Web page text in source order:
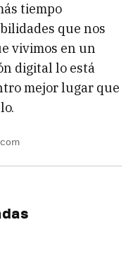
tiempo
que nos
vivimos en un
digital lo está
mejor lugar que